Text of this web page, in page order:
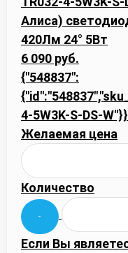
Алиса)
420Лм 24° 5Вт
6 090 руб.
{"548837":
4-5W3K-S-DS-W"}}
Желаемая цена
Количество
Если Вы